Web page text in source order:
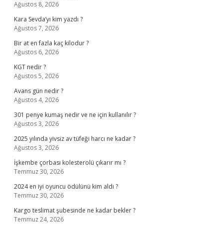
Ağustos 8, 2026
Kara Sevda’yı kim yazdı ?
Ağustos 7, 2026
Bir at en fazla kaç kilodur ?
Ağustos 6, 2026
KGT nedir ?
Ağustos 5, 2026
Avans gün nedir ?
Ağustos 4, 2026
301 penye kumaş nedir ve ne için kullanılır ?
Ağustos 3, 2026
2025 yılında yivsiz av tüfeği harcı ne kadar ?
Ağustos 3, 2026
İşkembe çorbası kolesterolü çıkarır mı ?
Temmuz 30, 2026
2024 en iyi oyuncu ödülünü kim aldı ?
Temmuz 30, 2026
Kargo teslimat şubesinde ne kadar bekler ?
Temmuz 24, 2026